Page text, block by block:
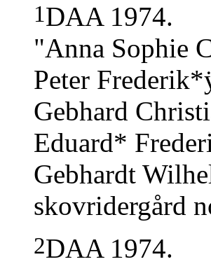
1DAA 1974.
"Anna Sophie
Peter
Gebhard
Eduard*
Gebhardt
skovridergård
2DAA 1974.